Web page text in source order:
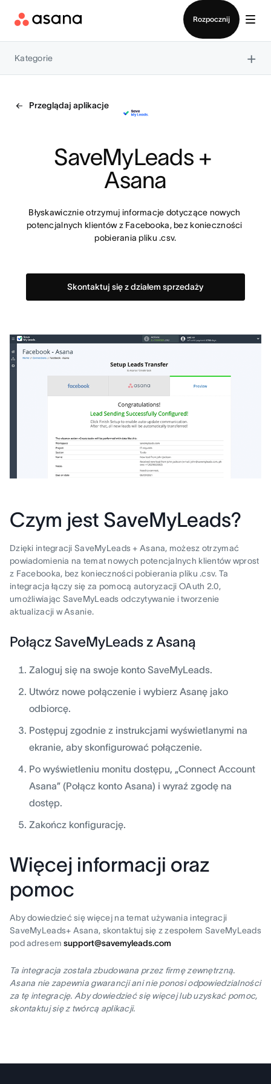
Rozpocznij
Kategorie ×
Przeglądaj aplikacje
SaveMyLeads +
Asana
Błyskawicznie otrzymuj informacje dotyczące nowych
potencjalnych klientów z Facebooka, bez konieczności
pobierania pliku .csv.
Skontaktuj się z działem sprzedaży
Czym jest SaveMyLeads?
Dzięki integracji SaveMyLeads + Asana, możesz otrzymać
powiadomienia na temat nowych potencjalnych klientów wprost
z Facebooka, bez konieczności pobierania pliku .csv. Ta
integracja łączy się za pomocą autoryzacji OAuth 2.0,
umożliwiając SaveMyLeads odczytywanie i tworzenie
aktualizacji w Asanie.
Połącz SaveMyLeads z Asaną
Zaloguj się na swoje konto SaveMyLeads.
Utwórz nowe połączenie i wybierz Asanę jako
odbiorcę.
Postępuj zgodnie z instrukcjami wyświetlanymi na
ekranie, aby skonfigurować połączenie.
Po wyświetleniu monitu dostępu, „Connect Account
Asana” (Połącz konto Asana) i wyraź zgodę na
dostęp.
Zakończ konfigurację.
Więcej informacji oraz
pomoc
Aby dowiedzieć się więcej na temat używania integracji
SaveMyLeads+ Asana, skontaktuj się z zespołem SaveMyLeads
pod adresemsupport@savemyleads.com
Ta integracja została zbudowana przez firmę zewnętrzną.
Asana nie zapewnia gwarancji ani nie ponosi odpowiedzialności
za tę integrację. Aby dowiedzieć się więcej lub uzyskać pomoc,
skontaktuj się z twórcą aplikacji.